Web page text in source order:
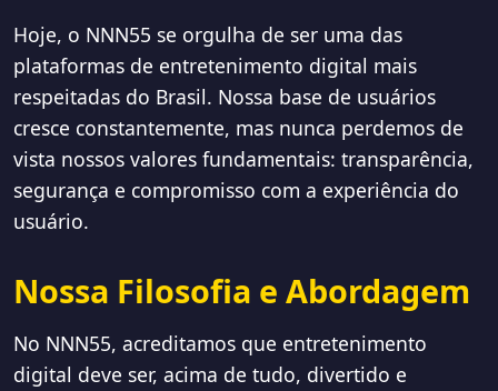
Hoje, o NNN55 se orgulha de ser uma das
plataformas de entretenimento digital mais
respeitadas do Brasil. Nossa base de usuários
cresce constantemente, mas nunca perdemos de
vista nossos valores fundamentais: transparência,
segurança e compromisso com a experiência do
usuário.
Nossa Filosofia e Abordagem
No NNN55, acreditamos que entretenimento
digital deve ser, acima de tudo, divertido e